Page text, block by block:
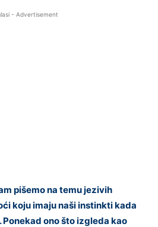
- Advertisement
pišemo na temu jezivih
koju imaju naši instinkti kada
ono što izgleda kao